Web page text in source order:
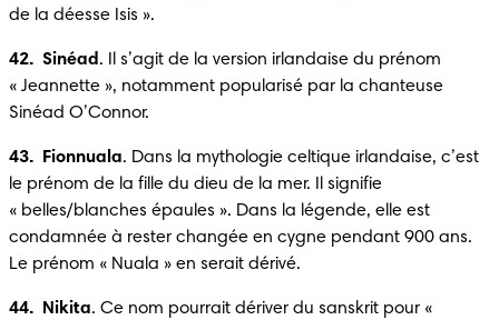
de la déesse Isis ».
42.  Sinéad . Il s’agit de la version irlandaise du prénom
« Jeannette », notamment popularisé par la chanteuse
Sinéad O’Connor.
43.  Fionnuala. Dans la mythologie celtique irlandaise, c’est
le prénom de la fille du dieu de la mer. Il signifie
« belles/blanches épaules ». Dans la légende, elle est
condamnée à rester changée en cygne pendant 900 ans.
Le prénom « Nuala » en serait dérivé.
44.  Nikita. Ce nom pourrait dériver du sanskrit pour «